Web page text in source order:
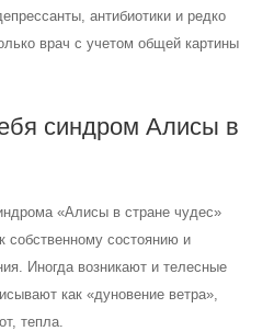
антибиотики и редко
врач с учетом общей картины
синдром Алисы в
«Алисы в стране чудес»
собственному состоянию и
Иногда возникают и телесные
как «дуновение ветра»,
тепла.